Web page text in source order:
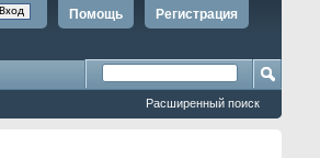
Регистрация
Помощь
Расширенный поиск